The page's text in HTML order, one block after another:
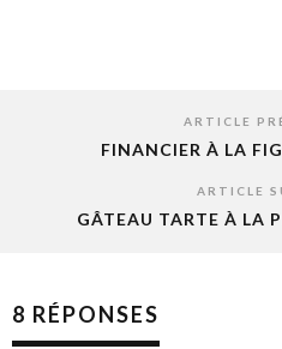
ARTICLE
FINANCIER À LA
ARTICLE
GÂTEAU TARTE À LA
8 RÉPONSES